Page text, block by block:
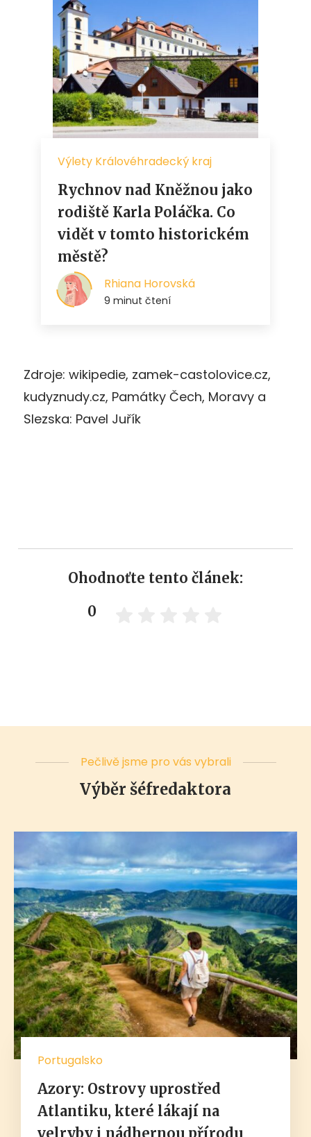
Zdroje: wikipedie, zamek-castolovice.cz,
kudyznudy.cz, Památky Čech, Moravy a
Slezska: Pavel Juřík
Ohodnoťte tento článek:
0
Pečlivě jsme pro vás vybrali
Výběr šéfredaktora
Portugalsko
Azory: Ostrovy uprostřed
Atlantiku, které lákají na
velryby i nádhernou přírodu